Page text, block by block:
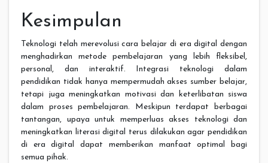
Kesimpulan
Teknologi telah merevolusi cara belajar di era digital dengan
menghadirkan metode pembelajaran yang lebih fleksibel,
personal, dan interaktif. Integrasi teknologi dalam
pendidikan tidak hanya mempermudah akses sumber belajar,
tetapi juga meningkatkan motivasi dan keterlibatan siswa
dalam proses pembelajaran. Meskipun terdapat berbagai
tantangan, upaya untuk memperluas akses teknologi dan
meningkatkan literasi digital terus dilakukan agar pendidikan
di era digital dapat memberikan manfaat optimal bagi
semua pihak.